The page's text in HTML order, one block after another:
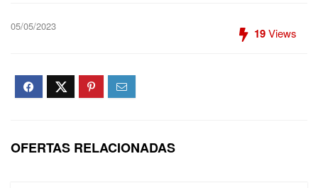
05/05/2023 19Views
OFERTAS RELACIONADAS